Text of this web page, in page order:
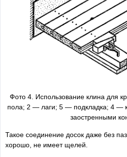
Фото 4. Использование клина для
пола; 2 — лаги; 5 — подкладка; 4 —
заостренными
Такое соединение досок даже без
хорошо, не имеет щелей.